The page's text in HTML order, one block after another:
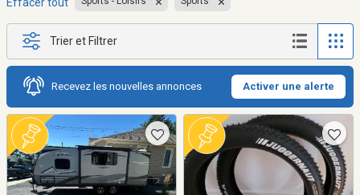
Trier et Filtrer
Recevez les nouvelles annonces Activer une alerte